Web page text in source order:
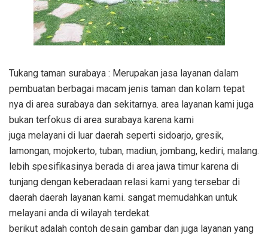
Tukang taman surabaya : Merupakan jasa layanan dalam
pembuatan berbagai macam jenis taman dan kolam tepat
nya di area surabaya dan sekitarnya. area layanan kami juga
bukan terfokus di area surabaya karena kami
juga melayani di luar daerah seperti sidoarjo, gresik,
lamongan, mojokerto, tuban, madiun, jombang, kediri, malang.
lebih spesifikasinya berada di area jawa timur karena di
tunjang dengan keberadaan relasi kami yang tersebar di
daerah daerah layanan kami. sangat memudahkan untuk
melayani anda di wilayah terdekat.
berikut adalah contoh desain gambar dan juga layanan yang